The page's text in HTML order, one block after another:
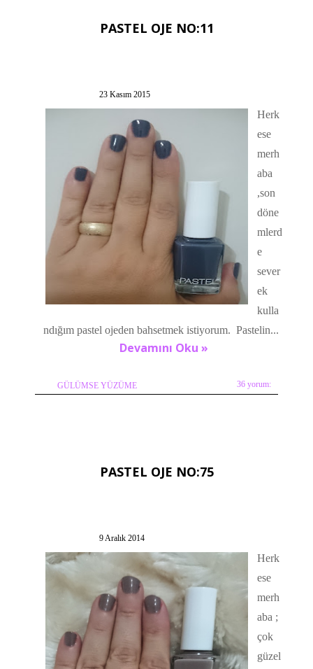
PASTEL OJE NO:11
23 Kasım 2015
Herk
ese
merh
aba
,son
döne
mlerd
e
sever
ek
kulla
ndığım pastel ojeden bahsetmek istiyorum. Pastelin...
Devamını Oku »
GÜLÜMSE YÜZÜME 36 yorum:
PASTEL OJE NO:75
9 Aralık 2014
Herk
ese
merh
aba ;
çok
güzel